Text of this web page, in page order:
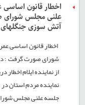
اخطار قانون
علنی مجلس شورای
آتش سوزی جنگلهای
اخطار قانون اساسی
شورای صورت گرفت :
از نماینده ایلام
نماینده مردم استان
جلسه علنی مجلس شورای